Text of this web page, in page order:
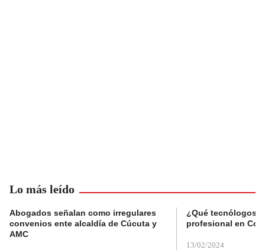
Lo más leído
Abogados señalan como irregulares
convenios ente alcaldía de Cúcuta y
AMC
¿Qué tecnólogos
profesional en
13/02/2024